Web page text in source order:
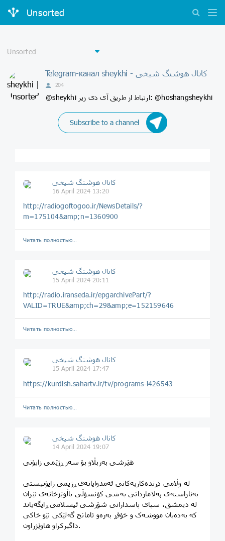
Unsorted
Telegram-канал sheykhi - ️️كانال هوشنگ شیخی️
204
@sheykhi ارتباط از طریق آی دی زیر: @hoshangsheykhi
Subscribe to a channel
️️كانال هوشنگ شیخی️
16 April 2024 13:20
http://radiogoftogoo.ir/NewsDetails/?
m=175104&amp;n=1360900
Читать полностью…
️️كانال هوشنگ شیخی️
15 April 2024 20:11
http://radio.iranseda.ir/epgarchivePart/?
VALID=TRUE&amp;ch=29&amp;e=152159646
Читать полностью…
️️كانال هوشنگ شیخی️
15 April 2024 17:47
https://kurdish.sahartv.ir/tv/programs-i426543
Читать полностью…
️️كانال هوشنگ شیخی️
14 April 2024 19:07
هێرشی بەربڵاو بۆ سەر ڕژێمی زایۆنی
لە وڵامی دڕندەکاریەکانی ئەمدوایانەی ڕژیمی زایۆنیستی
بەئاراستەی پەلاماردانی بەشی کۆنسۆڵی باڵوێزخانەی ئێران
لە دیمشق، سپای پاسدارانی شۆڕشی ئیسلامی ڕایگەیاند
کە بەدەیان مووشەک و خۆفڕ بەرەو ئامانج گەلێکی نێو خاکی
داگیرکراو هاوێژراون.